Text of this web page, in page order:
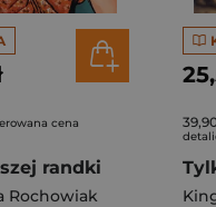
cena
randki
Rochowiak